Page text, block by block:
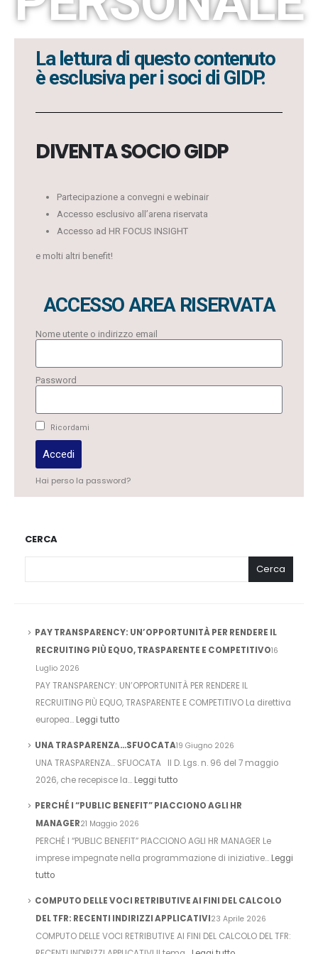
La lettura di questo contenuto
è esclusiva per i soci di GIDP.
DIVENTA SOCIO GIDP
Partecipazione a convegni e webinair
Accesso esclusivo all’arena riservata
Accesso ad HR FOCUS INSIGHT
e molti altri benefit!
ACCESSO AREA RISERVATA
Nome utente o indirizzo email
Password
Ricordami
Accedi
Hai perso la password?
CERCA
Cerca
PAY TRANSPARENCY: UN’OPPORTUNITÀ PER RENDERE IL
RECRUITING PIÙ EQUO, TRASPARENTE E COMPETITIVO16
Luglio 2026
PAY TRANSPARENCY: UN’OPPORTUNITÀ PER RENDERE IL
RECRUITING PIÙ EQUO, TRASPARENTE E COMPETITIVO La direttiva
europea… Leggi tutto
UNA TRASPARENZA…SFUOCATA19 Giugno 2026
UNA TRASPARENZA… SFUOCATA Il D. Lgs. n. 96 del 7 maggio
2026, che recepisce la… Leggi tutto
PERCHÉ I “PUBLIC BENEFIT” PIACCIONO AGLI HR
MANAGER21 Maggio 2026
PERCHÉ I “PUBLIC BENEFIT” PIACCIONO AGLI HR MANAGER Le
imprese impegnate nella programmazione di iniziative… Leggi
tutto
COMPUTO DELLE VOCI RETRIBUTIVE AI FINI DEL CALCOLO
DEL TFR: RECENTI INDIRIZZI APPLICATIVI23 Aprile 2026
COMPUTO DELLE VOCI RETRIBUTIVE AI FINI DEL CALCOLO DEL TFR: